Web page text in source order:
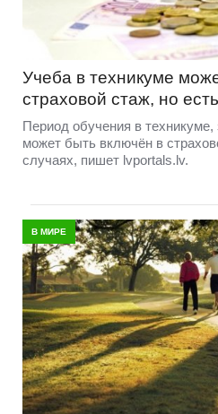
Учеба в техникуме
страховой стаж, но
Период обучения в техникуме,
может быть включён в
случаях, пишет lvportals.lv.
В МИРЕ